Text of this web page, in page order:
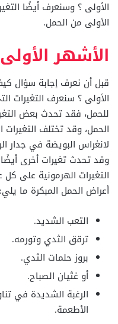
الأولى ؟ وسنعرف أيضًا
الأولى من الحمل.
الأشهر
قبل أن نعرف إجابة سؤال
الأولى ؟ سنعرف التغيرات
للحمل، فقد تحدث بعض
الحمل، وقد تختلف
لانغراس البويضة في جدار
وقد تحدث تغيرات أخرى أيضًا
التغيرات الهرمونية على
أعراض الحمل المبكرة ما يلي:
التعب الشديد.
ترقق الثدي وتورمه.
بروز حلمات الثدي.
أو غثيان الصباح.
الرغبة الشديدة في
الأطعمة.